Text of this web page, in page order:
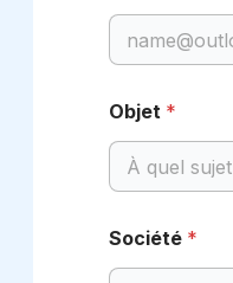
Objet *
Société *